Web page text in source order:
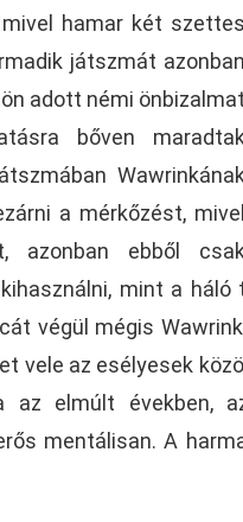
hamar két szettes
játszmát azonban
adott némi önbizalmat
bőven maradtak
Wawrinkának
a mérkőzést, mivel
azonban ebből csak
mint a
végül mégis
vele az esélyesek
az elmúlt években,
mentálisan. A